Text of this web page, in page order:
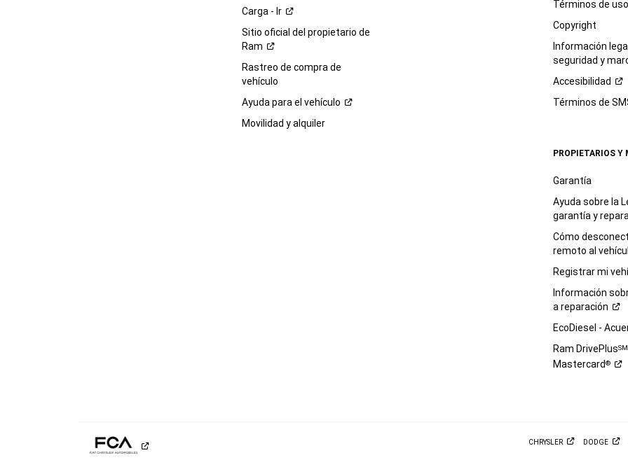
Carga - Ir
Sitio oficial del propietario de
Ram
Rastreo de compra de
vehículo
Ayuda para el vehículo
Movilidad y alquiler
Términos de uso
Copyright
Información
seguridad y
Accesibilidad
Términos de
PROPIETARIOS Y
Garantía
Ayuda sobre la
garantía y
Cómo
remoto al
Registrar mi
Información
areparación
EcoDiesel -
Ram DrivePlusSM
Mastercard®
CHRYSLER DODGE